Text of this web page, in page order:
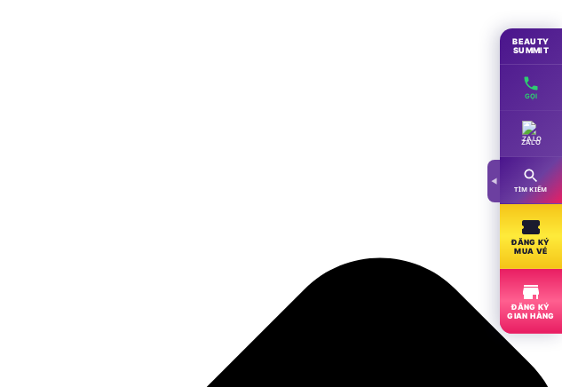
◀
BEAUTY
SUMMIT
GỌI
ZALO
TÌM KIẾM
ĐĂNG KÝ
MUA VÉ
ĐĂNG KÝ
GIAN HÀNG